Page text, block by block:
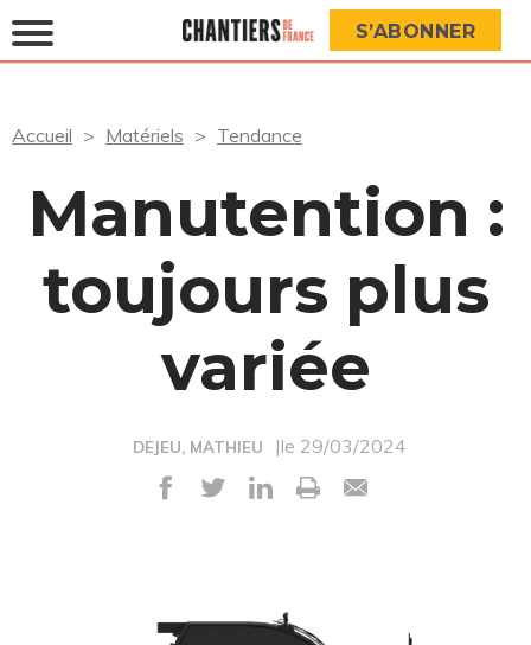
S’ABONNER
Accueil Matériels Tendance
Manutention :
toujours plus
variée
DEJEU, MATHIEU |le 29/03/2024